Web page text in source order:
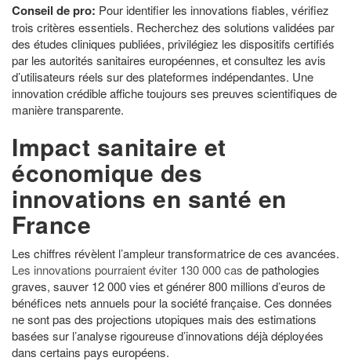
Conseil de pro: Pour identifier les innovations fiables, vérifiez
trois critères essentiels. Recherchez des solutions validées par
des études cliniques publiées, privilégiez les dispositifs certifiés
par les autorités sanitaires européennes, et consultez les avis
d’utilisateurs réels sur des plateformes indépendantes. Une
innovation crédible affiche toujours ses preuves scientifiques de
manière transparente.
Impact sanitaire et
économique des
innovations en santé en
France
Les chiffres révèlent l’ampleur transformatrice de ces avancées.
Les innovations pourraient éviter 130 000 cas de pathologies
graves, sauver 12 000 vies et générer 800 millions d’euros de
bénéfices nets annuels pour la société française. Ces données
ne sont pas des projections utopiques mais des estimations
basées sur l’analyse rigoureuse d’innovations déjà déployées
dans certains pays européens.